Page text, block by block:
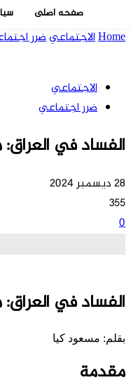
صفحه اصلی
Homeالاجتماعيضرر
الاجتماعي
ضرر اجتماعي
الفساد في
28 ديسمبر 2024
355
0
الفساد في
بقلم: مسعود کيا
مقدمة